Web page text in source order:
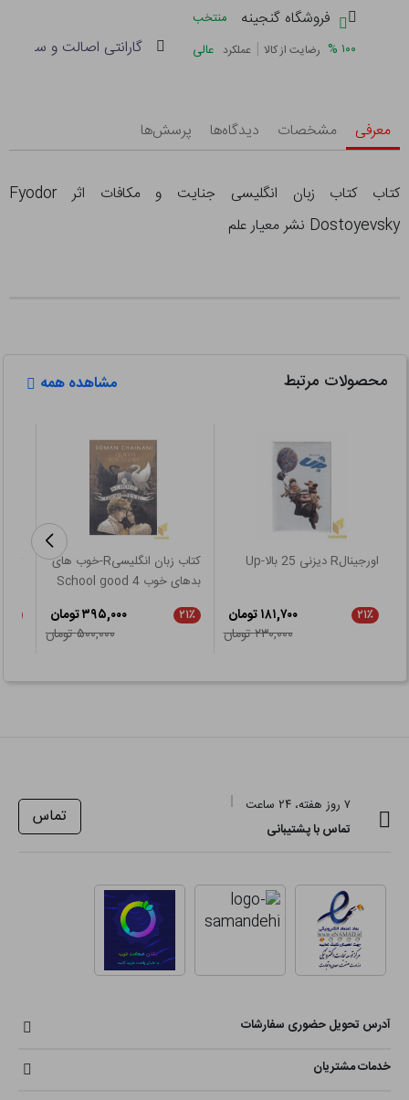
فروشگاه گنجینه
منتخب
۱۰۰ % رضایت از کالا | عملکرد عالی گارانتی اصالت و سلامت
معرفی مشخصات دیدگاه‌ها پرسش‌ها
کتاب کتاب زبان انگلیسی جنایت و مکافات اثر Fyodor
Dostoyevsky نشر معیار علم
محصولات مرتبط مشاهده همه
اورجینالR دیزنی 25 بالا-Up
۲۱٪
۱۸۱,۷۰۰ تومان
۲۳۰,۰۰۰ تومان
کتاب زبان انگلیسیR-خوب های
بدهای خوب 4 School good
۲۱٪
۳۹۵,۰۰۰ تومان
۵۰۰,۰۰۰ تومان
۷ روز هفته، ۲۴ ساعت
تماس با پشتیبانی
تماس
آدرس تحویل حضوری سفارشات
خدمات مشتریان